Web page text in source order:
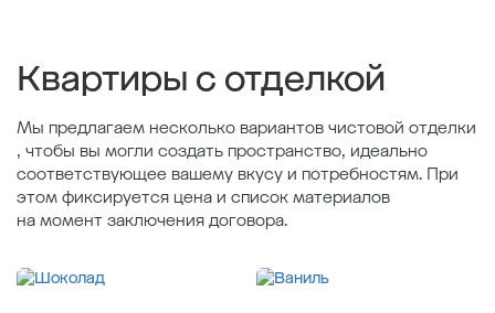
Квартиры с отделкой
Мы предлагаем несколько вариантов чистовой отделки
, чтобы вы могли создать пространство, идеально
соответствующее вашему вкусу и потребностям. При
этом фиксируется цена и список материалов
на момент заключения договора.